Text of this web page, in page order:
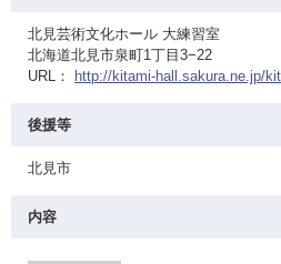
北見芸術文化ホール 大練習室
北海道北見市泉町1丁目3−22
URL：
http://kitami-hall.sakura.ne.jp/
後援等
北見市
内容